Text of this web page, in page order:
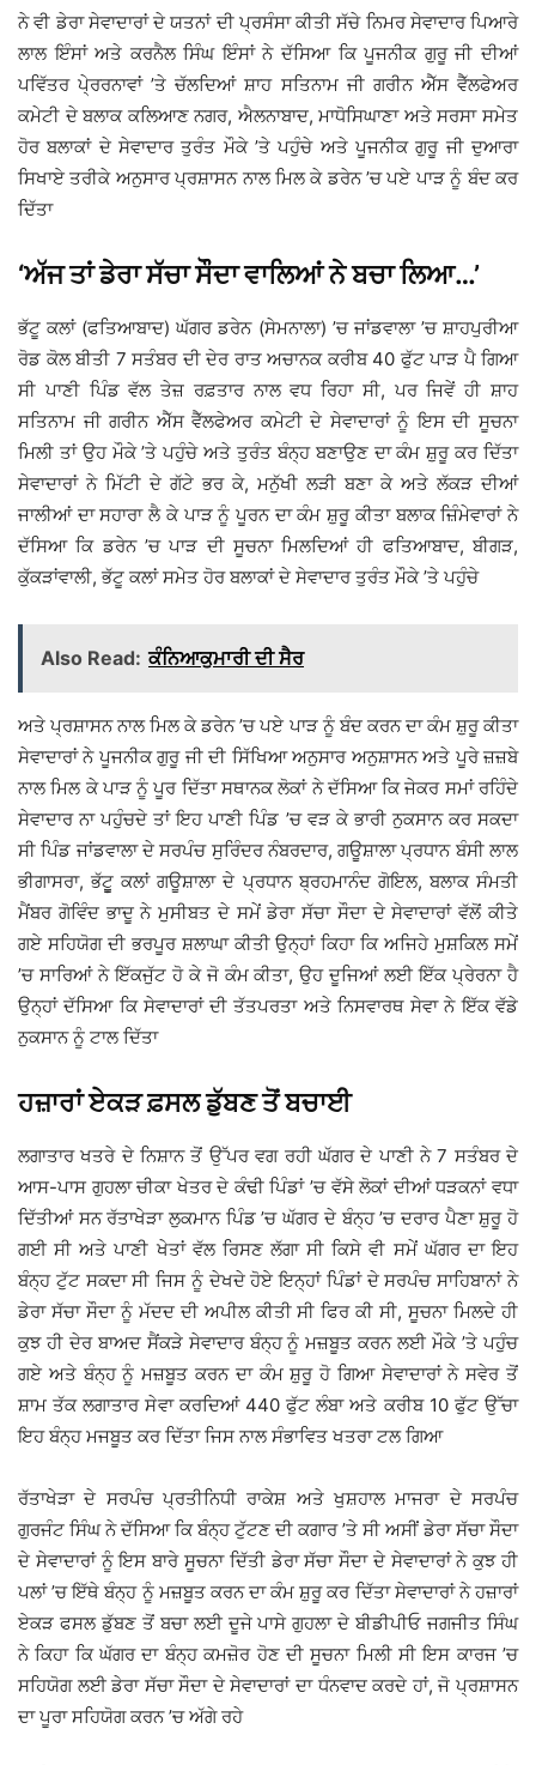
ਨੇ ਵੀ ਡੇਰਾ ਸੇਵਾਦਾਰਾਂ ਦੇ ਯਤਨਾਂ ਦੀ ਪ੍ਰਸੰਸਾ ਕੀਤੀ ਸੱਚੇ ਨਿਮਰ ਸੇਵਾਦਾਰ ਪਿਆਰੇ
ਲਾਲ ਇੰਸਾਂ ਅਤੇ ਕਰਨੈਲ ਸਿੰਘ ਇੰਸਾਂ ਨੇ ਦੱਸਿਆ ਕਿ ਪੂਜਨੀਕ ਗੁਰੂ ਜੀ ਦੀਆਂ
ਪਵਿੱਤਰ ਪੇ੍ਰਰਨਾਵਾਂ ’ਤੇ ਚੱਲਦਿਆਂ ਸ਼ਾਹ ਸਤਿਨਾਮ ਜੀ ਗਰੀਨ ਐੱਸ ਵੈੱਲਫੇਅਰ
ਕਮੇਟੀ ਦੇ ਬਲਾਕ ਕਲਿਆਣ ਨਗਰ, ਐਲਨਾਬਾਦ, ਮਾਧੋਸਿਘਾਣਾ ਅਤੇ ਸਰਸਾ ਸਮੇਤ
ਹੋਰ ਬਲਾਕਾਂ ਦੇ ਸੇਵਾਦਾਰ ਤੁਰੰਤ ਮੌਕੇ ’ਤੇ ਪਹੁੰਚੇ ਅਤੇ ਪੂਜਨੀਕ ਗੁਰੂ ਜੀ ਦੁਆਰਾ
ਸਿਖਾਏ ਤਰੀਕੇ ਅਨੁਸਾਰ ਪ੍ਰਸ਼ਾਸਨ ਨਾਲ ਮਿਲ ਕੇ ਡਰੇਨ ’ਚ ਪਏ ਪਾੜ ਨੂੰ ਬੰਦ ਕਰ
ਦਿੱਤਾ
‘ਅੱਜ ਤਾਂ ਡੇਰਾ ਸੱਚਾ ਸੌੌਦਾ ਵਾਲਿਆਂ ਨੇ ਬਚਾ ਲਿਆ…’
ਭੱਟੂ ਕਲਾਂ (ਫਤਿਆਬਾਦ) ਘੱਗਰ ਡਰੇਨ (ਸੇਮਨਾਲਾ) ’ਚ ਜਾਂਡਵਾਲਾ ’ਚ ਸ਼ਾਹਪੁਰੀਆ
ਰੋਡ ਕੋਲ ਬੀਤੀ 7 ਸਤੰਬਰ ਦੀ ਦੇਰ ਰਾਤ ਅਚਾਨਕ ਕਰੀਬ 40 ਫੁੱਟ ਪਾੜ ਪੈ ਗਿਆ
ਸੀ ਪਾਣੀ ਪਿੰਡ ਵੱਲ ਤੇਜ਼ ਰਫ਼ਤਾਰ ਨਾਲ ਵਧ ਰਿਹਾ ਸੀ, ਪਰ ਜਿਵੇਂ ਹੀ ਸ਼ਾਹ
ਸਤਿਨਾਮ ਜੀ ਗਰੀਨ ਐੱਸ ਵੈੱਲਫੇਅਰ ਕਮੇਟੀ ਦੇ ਸੇਵਾਦਾਰਾਂ ਨੂੰ ਇਸ ਦੀ ਸੂਚਨਾ
ਮਿਲੀ ਤਾਂ ਉਹ ਮੌਕੇ ’ਤੇ ਪਹੁੰਚੇ ਅਤੇ ਤੁਰੰਤ ਬੰਨ੍ਹ ਬਣਾਉਣ ਦਾ ਕੰਮ ਸ਼ੁਰੂ ਕਰ ਦਿੱਤਾ
ਸੇਵਾਦਾਰਾਂ ਨੇ ਮਿੱਟੀ ਦੇ ਗੱਟੇ ਭਰ ਕੇ, ਮਨੁੱਖੀ ਲੜੀ ਬਣਾ ਕੇ ਅਤੇ ਲੱਕੜ ਦੀਆਂ
ਜਾਲੀਆਂ ਦਾ ਸਹਾਰਾ ਲੈ ਕੇ ਪਾੜ ਨੂੰ ਪੂਰਨ ਦਾ ਕੰਮ ਸ਼ੁਰੂ ਕੀਤਾ ਬਲਾਕ ਜ਼ਿੰਮੇਵਾਰਾਂ ਨੇ
ਦੱਸਿਆ ਕਿ ਡਰੇਨ ’ਚ ਪਾੜ ਦੀ ਸੂਚਨਾ ਮਿਲਦਿਆਂ ਹੀ ਫਤਿਆਬਾਦ, ਬੀਗੜ,
ਕੁੱਕੜਾਂਵਾਲੀ, ਭੱਟੂ ਕਲਾਂ ਸਮੇਤ ਹੋਰ ਬਲਾਕਾਂ ਦੇ ਸੇਵਾਦਾਰ ਤੁਰੰਤ ਮੌਕੇ ’ਤੇ ਪਹੁੰਚੇ
Also Read: ਕੰਨਿਆਕੁਮਾਰੀ ਦੀ ਸੈਰ
ਅਤੇ ਪ੍ਰਸ਼ਾਸਨ ਨਾਲ ਮਿਲ ਕੇ ਡਰੇਨ ’ਚ ਪਏ ਪਾੜ ਨੂੰ ਬੰਦ ਕਰਨ ਦਾ ਕੰਮ ਸ਼ੁਰੂ ਕੀਤਾ
ਸੇਵਾਦਾਰਾਂ ਨੇ ਪੂਜਨੀਕ ਗੁਰੂ ਜੀ ਦੀ ਸਿੱਖਿਆ ਅਨੁਸਾਰ ਅਨੁਸ਼ਾਸਨ ਅਤੇ ਪੂਰੇ ਜ਼ਜ਼ਬੇ
ਨਾਲ ਮਿਲ ਕੇ ਪਾੜ ਨੂੰ ਪੂਰ ਦਿੱਤਾ ਸਥਾਨਕ ਲੋਕਾਂ ਨੇ ਦੱਸਿਆ ਕਿ ਜੇਕਰ ਸਮਾਂ ਰਹਿੰਦੇ
ਸੇਵਾਦਾਰ ਨਾ ਪਹੁੰਚਦੇ ਤਾਂ ਇਹ ਪਾਣੀ ਪਿੰਡ ’ਚ ਵੜ ਕੇ ਭਾਰੀ ਨੁਕਸਾਨ ਕਰ ਸਕਦਾ
ਸੀ ਪਿੰਡ ਜਾਂਡਵਾਲਾ ਦੇ ਸਰਪੰਚ ਸੁਰਿੰਦਰ ਨੰਬਰਦਾਰ, ਗਊਸ਼ਾਲਾ ਪ੍ਰਧਾਨ ਬੰਸੀ ਲਾਲ
ਭੀਗਾਸਰਾ, ਭੱਟੂੂ ਕਲਾਂ ਗਊਸ਼ਾਲਾ ਦੇ ਪ੍ਰਧਾਨ ਬ੍ਰਹਮਾਨੰਦ ਗੋਇਲ, ਬਲਾਕ ਸੰਮਤੀ
ਮੈਂਬਰ ਗੋਵਿੰਦ ਭਾਦੂ ਨੇ ਮੁਸੀਬਤ ਦੇ ਸਮੇਂ ਡੇਰਾ ਸੱਚਾ ਸੌਦਾ ਦੇ ਸੇਵਾਦਾਰਾਂ ਵੱਲੋਂ ਕੀਤੇ
ਗਏ ਸਹਿਯੋਗ ਦੀ ਭਰਪੂਰ ਸ਼ਲਾਘਾ ਕੀਤੀ ਉਨ੍ਹਾਂ ਕਿਹਾ ਕਿ ਅਜਿਹੇ ਮੁਸ਼ਕਿਲ ਸਮੇਂ
’ਚ ਸਾਰਿਆਂ ਨੇ ਇੱਕਜੁੱਟ ਹੋ ਕੇ ਜੋ ਕੰਮ ਕੀਤਾ, ਉਹ ਦੂਜਿਆਂ ਲਈ ਇੱਕ ਪ੍ਰੇਰਨਾ ਹੈ
ਉਨ੍ਹਾਂ ਦੱਸਿਆ ਕਿ ਸੇਵਾਦਾਰਾਂ ਦੀ ਤੱਤਪਰਤਾ ਅਤੇ ਨਿਸਵਾਰਥ ਸੇਵਾ ਨੇ ਇੱਕ ਵੱਡੇ
ਨੁਕਸਾਨ ਨੂੰ ਟਾਲ ਦਿੱਤਾ
ਹਜ਼ਾਰਾਂ ਏਕੜ ਫ਼ਸਲ ਡੁੱਬਣ ਤੋਂ ਬਚਾਈ
ਲਗਾਤਾਰ ਖਤਰੇ ਦੇ ਨਿਸ਼ਾਨ ਤੋਂ ਉੱਪਰ ਵਗ ਰਹੀ ਘੱਗਰ ਦੇ ਪਾਣੀ ਨੇ 7 ਸਤੰਬਰ ਦੇ
ਆਸ-ਪਾਸ ਗੁਹਲਾ ਚੀਕਾ ਖੇਤਰ ਦੇ ਕੰਢੀ ਪਿੰਡਾਂ ’ਚ ਵੱਸੇ ਲੋਕਾਂ ਦੀਆਂ ਧੜਕਨਾਂ ਵਧਾ
ਦਿੱਤੀਆਂ ਸਨ ਰੱਤਾਖੇੜਾ ਲੁਕਮਾਨ ਪਿੰਡ ’ਚ ਘੱਗਰ ਦੇ ਬੰਨ੍ਹ ’ਚ ਦਰਾਰ ਪੈਣਾ ਸ਼ੁਰੂ ਹੋ
ਗਈ ਸੀ ਅਤੇ ਪਾਣੀ ਖੇਤਾਂ ਵੱਲ ਰਿਸਣ ਲੱਗਾ ਸੀ ਕਿਸੇ ਵੀ ਸਮੇਂ ਘੱਗਰ ਦਾ ਇਹ
ਬੰਨ੍ਹ ਟੁੱਟ ਸਕਦਾ ਸੀ ਜਿਸ ਨੂੰ ਦੇਖਦੇ ਹੋਏ ਇਨ੍ਹਾਂ ਪਿੰਡਾਂ ਦੇ ਸਰਪੰਚ ਸਾਹਿਬਾਨਾਂ ਨੇ
ਡੇਰਾ ਸੱਚਾ ਸੌਦਾ ਨੂੰ ਮੱਦਦ ਦੀ ਅਪੀਲ ਕੀਤੀ ਸੀ ਫਿਰ ਕੀ ਸੀ, ਸੂਚਨਾ ਮਿਲਦੇ ਹੀ
ਕੁਝ ਹੀ ਦੇਰ ਬਾਅਦ ਸੈਂਕੜੇ ਸੇਵਾਦਾਰ ਬੰਨ੍ਹ ਨੂੰ ਮਜ਼ਬੂਤ ਕਰਨ ਲਈ ਮੌਕੇ ’ਤੇ ਪਹੁੰਚ
ਗਏ ਅਤੇ ਬੰਨ੍ਹ ਨੂੰ ਮਜ਼ਬੂਤ ਕਰਨ ਦਾ ਕੰਮ ਸ਼ੁਰੂ ਹੋ ਗਿਆ ਸੇਵਾਦਾਰਾਂ ਨੇ ਸਵੇਰ ਤੋਂ
ਸ਼ਾਮ ਤੱਕ ਲਗਾਤਾਰ ਸੇਵਾ ਕਰਦਿਆਂ 440 ਫੁੱਟ ਲੰਬਾ ਅਤੇ ਕਰੀਬ 10 ਫੁੱਟ ਉੱਚਾ
ਇਹ ਬੰਨ੍ਹ ਮਜਬੂਤ ਕਰ ਦਿੱਤਾ ਜਿਸ ਨਾਲ ਸੰਭਾਵਿਤ ਖਤਰਾ ਟਲ ਗਿਆ
ਰੱਤਾਖੇੜਾ ਦੇ ਸਰਪੰਚ ਪ੍ਰਤੀਨਿਧੀ ਰਾਕੇਸ਼ ਅਤੇ ਖੁਸ਼ਹਾਲ ਮਾਜਰਾ ਦੇ ਸਰਪੰਚ
ਗੁਰਜੰਟ ਸਿੰਘ ਨੇ ਦੱਸਿਆ ਕਿ ਬੰਨ੍ਹ ਟੁੱਟਣ ਦੀ ਕਗਾਰ ’ਤੇ ਸੀ ਅਸੀਂ ਡੇਰਾ ਸੱਚਾ ਸੌਦਾ
ਦੇ ਸੇਵਾਦਾਰਾਂ ਨੂੰ ਇਸ ਬਾਰੇ ਸੂਚਨਾ ਦਿੱਤੀ ਡੇਰਾ ਸੱਚਾ ਸੌਦਾ ਦੇ ਸੇਵਾਦਾਰਾਂ ਨੇ ਕੁਝ ਹੀ
ਪਲਾਂ ’ਚ ਇੱਥੇ ਬੰਨ੍ਹ ਨੂੰ ਮਜ਼ਬੂਤ ਕਰਨ ਦਾ ਕੰਮ ਸ਼ੁਰੂ ਕਰ ਦਿੱਤਾ ਸੇਵਾਦਾਰਾਂ ਨੇ ਹਜ਼ਾਰਾਂ
ਏਕੜ ਫਸਲ ਡੁੱਬਣ ਤੋਂ ਬਚਾ ਲਈ ਦੂਜੇ ਪਾਸੇ ਗੁਹਲਾ ਦੇ ਬੀਡੀਪੀਓ ਜਗਜੀਤ ਸਿੰਘ
ਨੇ ਕਿਹਾ ਕਿ ਘੱਗਰ ਦਾ ਬੰਨ੍ਹ ਕਮਜ਼ੋਰ ਹੋਣ ਦੀ ਸੂਚਨਾ ਮਿਲੀ ਸੀ ਇਸ ਕਾਰਜ ’ਚ
ਸਹਿਯੋਗ ਲਈ ਡੇਰਾ ਸੱਚਾ ਸੌਦਾ ਦੇ ਸੇਵਾਦਾਰਾਂ ਦਾ ਧੰਨਵਾਦ ਕਰਦੇ ਹਾਂ, ਜੋ ਪ੍ਰਸ਼ਾਸਨ
ਦਾ ਪੂਰਾ ਸਹਿਯੋਗ ਕਰਨ ’ਚ ਅੱਗੇ ਰਹੇ